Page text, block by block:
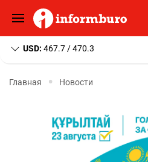
USD: 467.7 / 470.3
Главная Новости